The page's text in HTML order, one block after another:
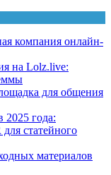
компания онлайн-
на Lolz.live:
для общения
2025 года:
статейного
материалов